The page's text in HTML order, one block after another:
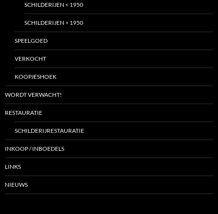
SCHILDERIJEN < 1950
SCHILDERIJEN > 1950
SPEELGOED
VERKOCHT
KOOPJESHOEK
WORDT VERWACHT!
RESTAURATIE
SCHILDERIJRESTAURATIE
INKOOP / INBOEDELS
LINKS
NIEUWS